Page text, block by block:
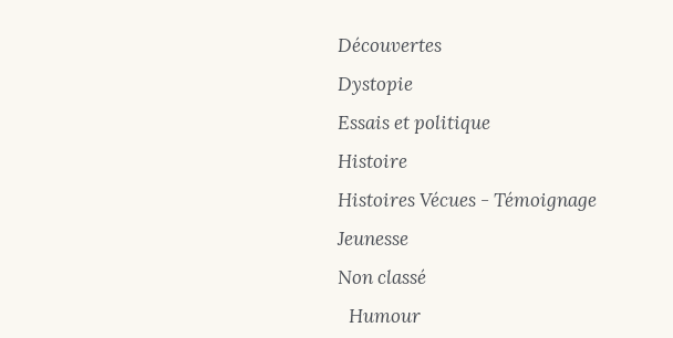
Découvertes
Dystopie
Essais et politique
Histoire
Histoires Vécues - Témoignage
Jeunesse
Non classé
Humour